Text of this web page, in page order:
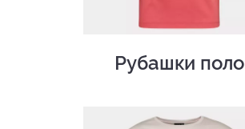
Рубашки поло